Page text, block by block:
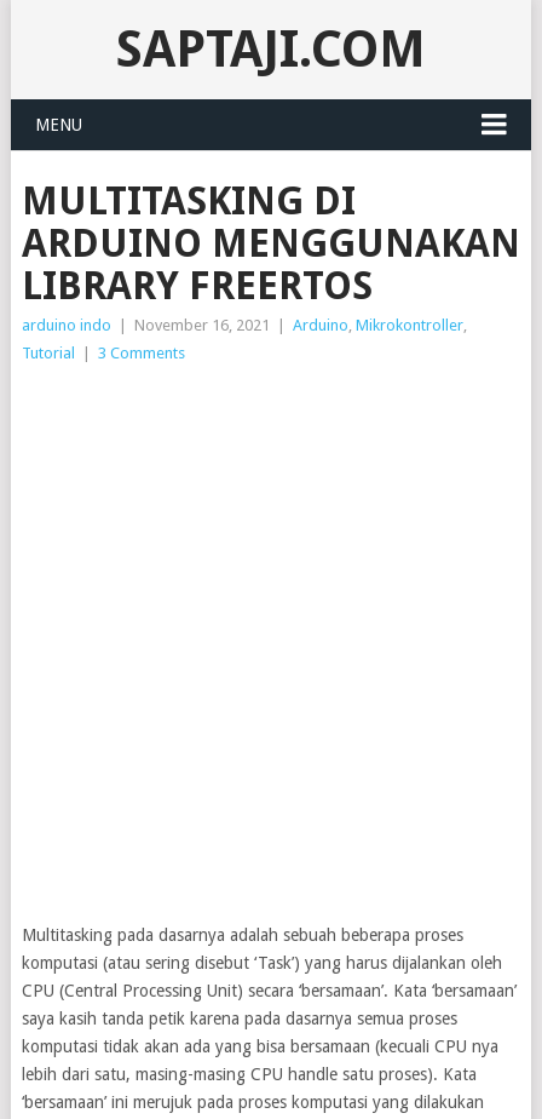
SAPTAJI.COM
MENU
MULTITASKING DI
ARDUINO MENGGUNAKAN
LIBRARY FREERTOS
arduino indo November 16, 2021 Arduino, Mikrokontroller,
Tutorial
3 Comments
Multitasking pada dasarnya adalah sebuah beberapa proses
komputasi (atau sering disebut ‘Task’) yang harus dijalankan oleh
CPU (Central Processing Unit) secara ‘bersamaan’. Kata ‘bersamaan’
saya kasih tanda petik karena pada dasarnya semua proses
komputasi tidak akan ada yang bisa bersamaan (kecuali CPU nya
lebih dari satu, masing-masing CPU handle satu proses). Kata
‘bersamaan’ ini merujuk pada proses komputasi yang dilakukan